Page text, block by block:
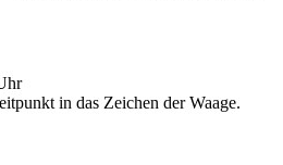
in das Zeichen der Waage.